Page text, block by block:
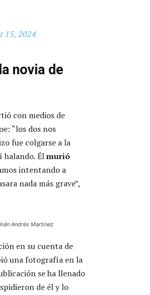
15, 2024
novia de
con medios de
“los dos nos
fue colgarse a la
halando. Élmurió
intentando a
nada más grave”,
Andrés Martínez
en su cuenta de
una fotografía en la
se ha llenado
de él y lo